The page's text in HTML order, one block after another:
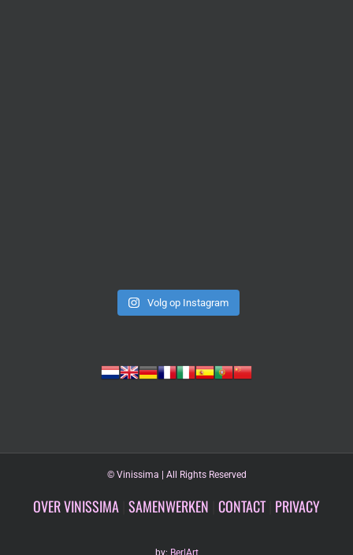
Volg op Instagram
© Vinissima | All Rights Reserved
OVER VINISSIMA SAMENWERKEN CONTACT| PRIVACY